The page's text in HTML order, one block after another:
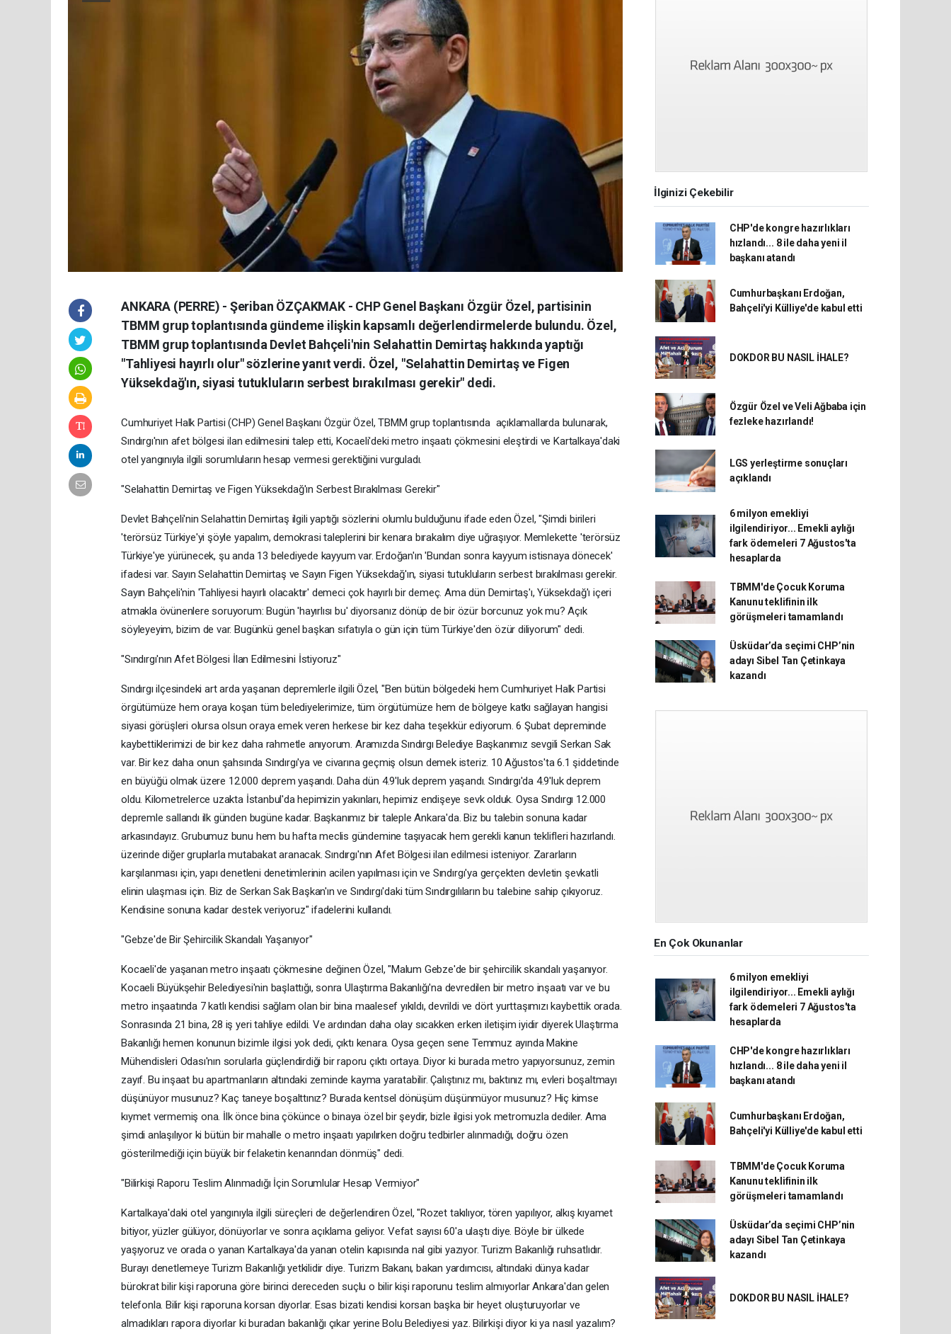
ANKARA (PERRE) - Şeriban ÖZÇAKMAK - CHP Genel Başkanı Özgür Özel, partisinin
TBMM grup toplantısında gündeme ilişkin kapsamlı değerlendirmelerde bulundu. Özel,
TBMM grup toplantısında Devlet Bahçeli'nin Selahattin Demirtaş hakkında yaptığı
"Tahliyesi hayırlı olur" sözlerine yanıt verdi. Özel, "Selahattin Demirtaş ve Figen
Yüksekdağ'ın, siyasi tutukluların serbest bırakılması gerekir" dedi.
Cumhuriyet Halk Partisi (CHP) Genel Başkanı Özgür Özel, TBMM grup toplantısında açıklamallarda bulunarak,
Sındırgı'nın afet bölgesi ilan edilmesini talep etti, Kocaeli'deki metro inşaatı çökmesini eleştirdi ve Kartalkaya'daki
otel yangınıyla ilgili sorumluların hesap vermesi gerektiğini vurguladı.
"Selahattin Demirtaş ve Figen Yüksekdağ'ın Serbest Bırakılması Gerekir"
Devlet Bahçeli'nin Selahattin Demirtaş ilgili yaptığı sözlerini olumlu bulduğunu ifade eden Özel, "Şimdi birileri
'terörsüz Türkiye'yi şöyle yapalım, demokrasi taleplerini bir kenara bırakalım diye uğraşıyor. Memlekette 'terörsüz
Türkiye'ye yürünecek, şu anda 13 belediyede kayyum var. Erdoğan'ın 'Bundan sonra kayyum istisnaya dönecek'
ifadesi var. Sayın Selahattin Demirtaş ve Sayın Figen Yüksekdağ'ın, siyasi tutukluların serbest bırakılması gerekir.
Sayın Bahçeli'nin 'Tahliyesi hayırlı olacaktır' demeci çok hayırlı bir demeç. Ama dün Demirtaş'ı, Yüksekdağ'ı içeri
atmakla övünenlere soruyorum: Bugün 'hayırlısı bu' diyorsanız dönüp de bir özür borcunuz yok mu? Açık
söyleyeyim, bizim de var. Bugünkü genel başkan sıfatıyla o gün için tüm Türkiye'den özür diliyorum" dedi.
"Sındırgı'nın Afet Bölgesi İlan Edilmesini İstiyoruz"
Sındırgı ilçesindeki art arda yaşanan depremlerle ilgili Özel, "Ben bütün bölgedeki hem Cumhuriyet Halk Partisi
örgütümüze hem oraya koşan tüm belediyelerimize, tüm örgütümüze hem de bölgeye katkı sağlayan hangisi
siyasi görüşleri olursa olsun oraya emek veren herkese bir kez daha teşekkür ediyorum. 6 Şubat depreminde
kaybettiklerimizi de bir kez daha rahmetle anıyorum. Aramızda Sındırgı Belediye Başkanımız sevgili Serkan Sak
var. Bir kez daha onun şahsında Sındırgı'ya ve civarına geçmiş olsun demek isteriz. 10 Ağustos'ta 6.1 şiddetinde
en büyüğü olmak üzere 12.000 deprem yaşandı. Daha dün 4.9'luk deprem yaşandı. Sındırgı'da 4.9'luk deprem
oldu. Kilometrelerce uzakta İstanbul'da hepimizin yakınları, hepimiz endişeye sevk olduk. Oysa Sındırgı 12.000
depremle sallandı ilk günden bugüne kadar. Başkanımız bir taleple Ankara'da. Biz bu talebin sonuna kadar
arkasındayız. Grubumuz bunu hem bu hafta meclis gündemine taşıyacak hem gerekli kanun teklifleri hazırlandı.
üzerinde diğer gruplarla mutabakat aranacak. Sındırgı'nın Afet Bölgesi ilan edilmesi isteniyor. Zararların
karşılanması için, yapı denetleni denetimlerinin acilen yapılması için ve Sındırgı'ya gerçekten devletin şevkatli
elinin ulaşması için. Biz de Serkan Sak Başkan'ın ve Sındırgı'daki tüm Sındırgılıların bu talebine sahip çıkıyoruz.
Kendisine sonuna kadar destek veriyoruz" ifadelerini kullandı.
"Gebze'de Bir Şehircilik Skandalı Yaşanıyor"
Kocaeli'de yaşanan metro inşaatı çökmesine değinen Özel, "Malum Gebze'de bir şehircilik skandalı yaşanıyor.
Kocaeli Büyükşehir Belediyesi'nin başlattığı, sonra Ulaştırma Bakanlığı'na devredilen bir metro inşaatı var ve bu
metro inşaatında 7 katlı kendisi sağlam olan bir bina maalesef yıkıldı, devrildi ve dört yurttaşımızı kaybettik orada.
Sonrasında 21 bina, 28 iş yeri tahliye edildi. Ve ardından daha olay sıcakken erken iletişim iyidir diyerek Ulaştırma
Bakanlığı hemen konunun bizimle ilgisi yok dedi, çıktı kenara. Oysa geçen sene Temmuz ayında Makine
Mühendisleri Odası'nın sorularla güçlendirdiği bir raporu çıktı ortaya. Diyor ki burada metro yapıyorsunuz, zemin
zayıf. Bu inşaat bu apartmanların altındaki zeminde kayma yaratabilir. Çalıştınız mı, baktınız mı, evleri boşaltmayı
düşünüyor musunuz? Kaç taneye boşalttınız? Burada kentsel dönüşüm düşünmüyor musunuz? Hiç kimse
kıymet vermemiş ona. İlk önce bina çökünce o binaya özel bir şeydir, bizle ilgisi yok metromuzla dediler. Ama
şimdi anlaşılıyor ki bütün bir mahalle o metro inşaatı yapılırken doğru tedbirler alınmadığı, doğru özen
gösterilmediği için büyük bir felaketin kenarından dönmüş" dedi.
"Bilirkişi Raporu Teslim Alınmadığı İçin Sorumlular Hesap Vermiyor"
Kartalkaya'daki otel yangınıyla ilgili süreçleri de değerlendiren Özel, "Rozet takılıyor, tören yapılıyor, alkış kıyamet
bitiyor, yüzler gülüyor, dönüyorlar ve sonra açıklama geliyor. Vefat sayısı 60'a ulaştı diye. Böyle bir ülkede
yaşıyoruz ve orada o yanan Kartalkaya'da yanan otelin kapısında nal gibi yazıyor. Turizm Bakanlığı ruhsatlıdır.
Burayı denetlemeye Turizm Bakanlığı yetkilidir diye. Turizm Bakanı, bakan yardımcısı, altındaki dünya kadar
bürokrat bilir kişi raporuna göre birinci dereceden suçlu o bilir kişi raporunu teslim almıyorlar Ankara'dan gelen
telefonla. Bilir kişi raporuna korsan diyorlar. Esas bizati kendisi korsan başka bir heyet oluşturuyorlar ve
almadıkları rapora diyorlar ki buradan bakanlığı çıkar yerine Bolu Belediyesi yaz. Bilirkişi diyor ki ya nasıl yazalım?
İlginizi Çekebilir
CHP'de kongre hazırlıkları
hızlandı... 8 ile daha yeni il
başkanı atandı
Cumhurbaşkanı Erdoğan,
Bahçeli'yi Külliye'de kabul etti
DOKDOR BU NASIL İHALE?
Özgür Özel ve Veli Ağbaba için
fezleke hazırlandı!
LGS yerleştirme sonuçları
açıklandı
6 milyon emekliyi
ilgilendiriyor... Emekli aylığı
fark ödemeleri 7 Ağustos'ta
hesaplarda
TBMM'de Çocuk Koruma
Kanunu teklifinin ilk
görüşmeleri tamamlandı
Üsküdar’da seçimi CHP’nin
adayı Sibel Tan Çetinkaya
kazandı
En Çok Okunanlar
6 milyon emekliyi
ilgilendiriyor... Emekli aylığı
fark ödemeleri 7 Ağustos'ta
hesaplarda
CHP'de kongre hazırlıkları
hızlandı... 8 ile daha yeni il
başkanı atandı
Cumhurbaşkanı Erdoğan,
Bahçeli'yi Külliye'de kabul etti
TBMM'de Çocuk Koruma
Kanunu teklifinin ilk
görüşmeleri tamamlandı
Üsküdar’da seçimi CHP’nin
adayı Sibel Tan Çetinkaya
kazandı
DOKDOR BU NASIL İHALE?